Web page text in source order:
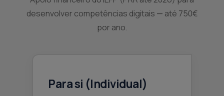
desenvolver competências digitais — até 750€
por ano.
Para si (Individual)